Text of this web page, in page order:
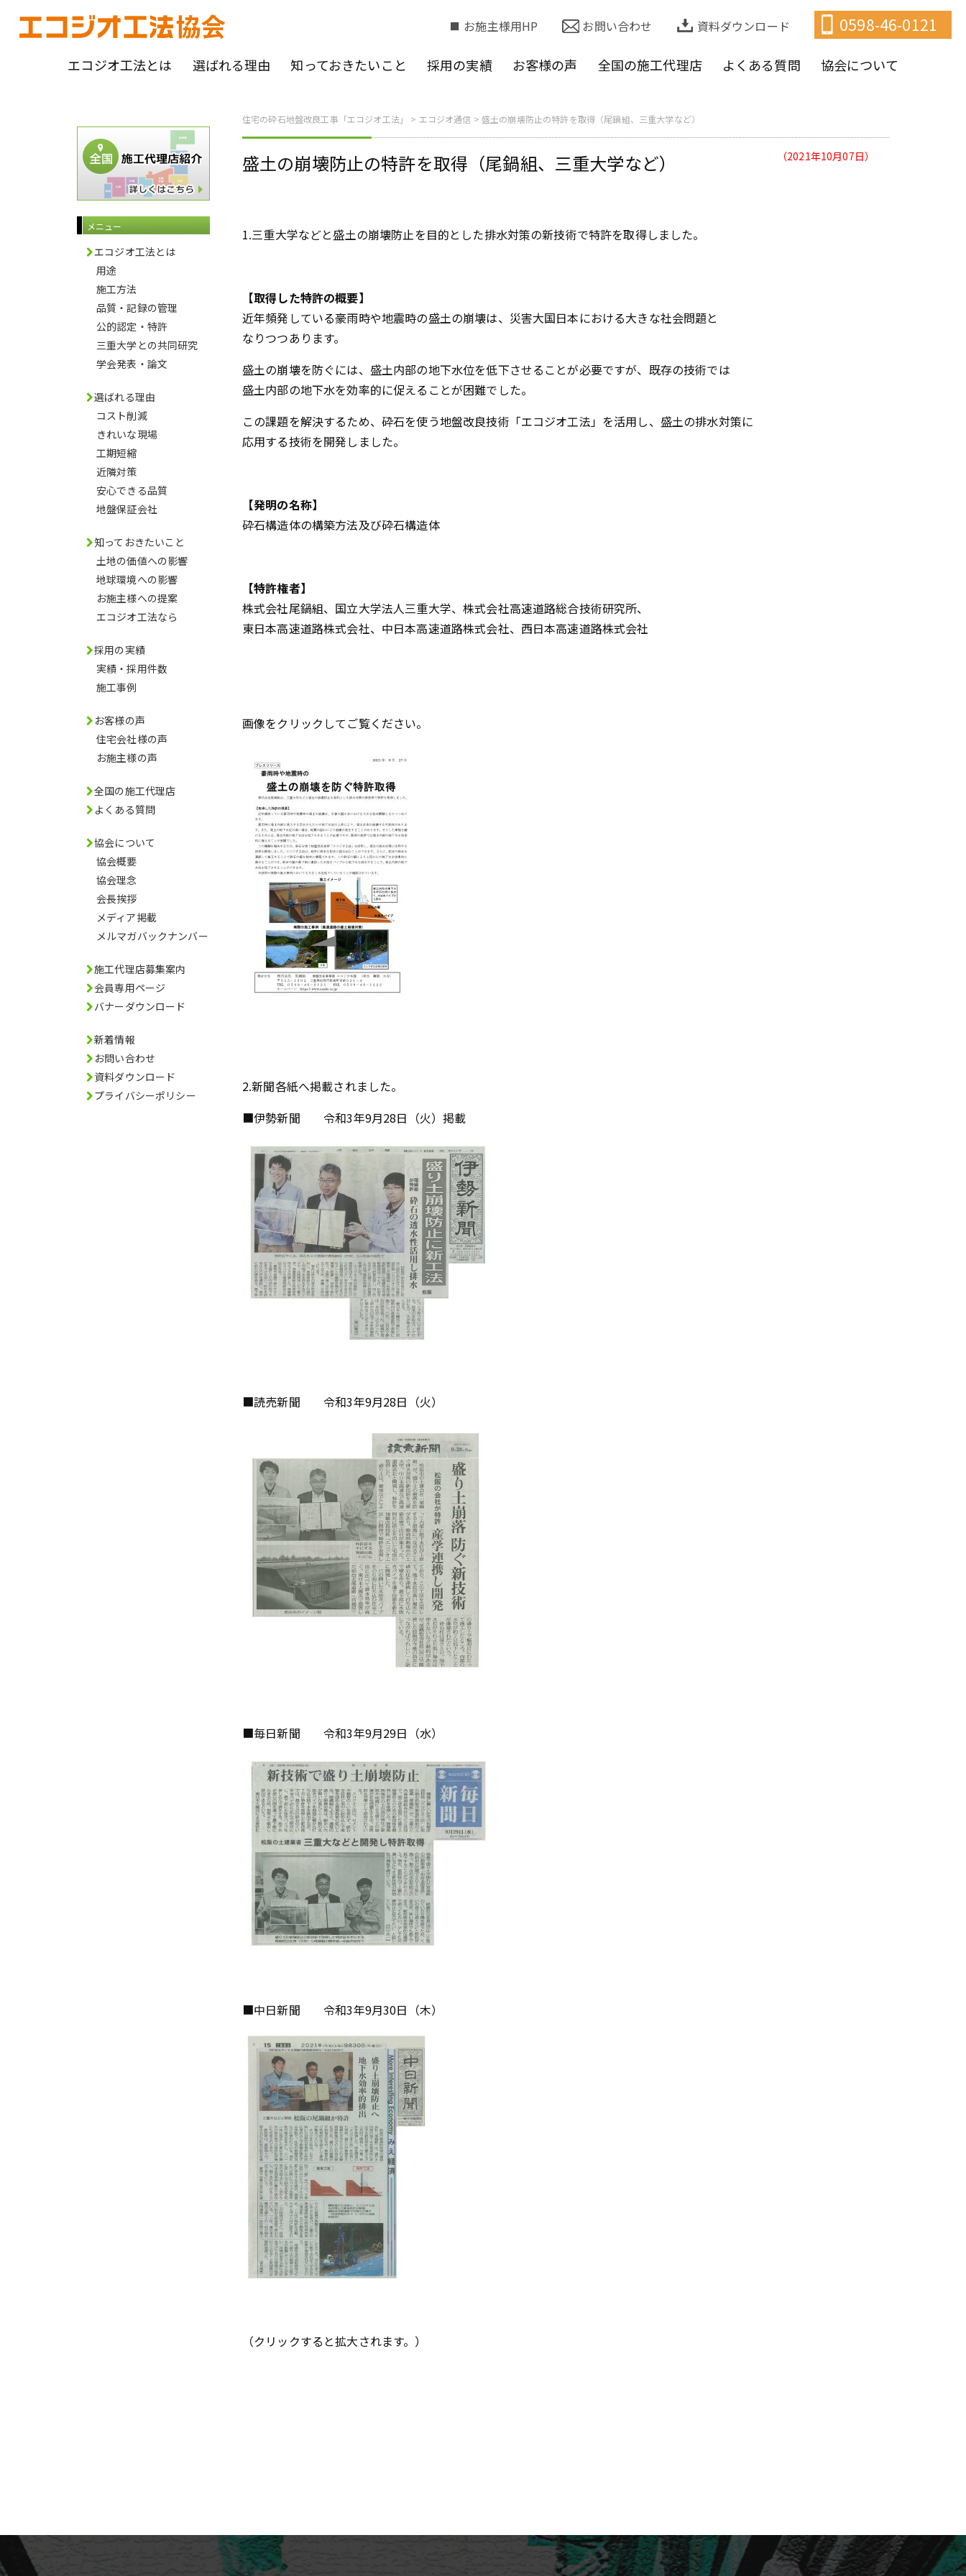
お施主様用HP お問い合わせ 資料ダウンロード 0598-46-0121
エコジオ工法とは 選ばれる理由 知っておきたいこと 採用の実績 お客様の声 全国の施工代理店 よくある質問 協会について
住宅の砕石地盤改良工事「エコジオ工法」 > エコジオ通信 > 盛土の崩壊防止の特許を取得（尾鍋組、三重大学など）
盛土の崩壊防止の特許を取得（尾鍋組、三重大学など） （2021年10月07日）
1.三重大学などと盛土の崩壊防止を目的とした排水対策の新技術で特許を取得しました。
【取得した特許の概要】
近年頻発している豪雨時や地震時の盛土の崩壊は、災害大国日本における大きな社会問題と
なりつつあります。
盛土の崩壊を防ぐには、盛土内部の地下水位を低下させることが必要ですが、既存の技術では
盛土内部の地下水を効率的に促えることが困難でした。
この課題を解決するため、砕石を使う地盤改良技術「エコジオ工法」を活用し、盛土の排水対策に
応用する技術を開発しました。
【発明の名称】
砕石構造体の構築方法及び砕石構造体
【特許権者】
株式会社尾鍋組、国立大学法人三重大学、株式会社高速道路総合技術研究所、
東日本高速道路株式会社、中日本高速道路株式会社、西日本高速道路株式会社
画像をクリックしてご覧ください。
2.新聞各紙へ掲載されました。
■伊勢新聞 令和3年9月28日（火）掲載
■読売新聞 令和3年9月28日（火）
■毎日新聞 令和3年9月29日（水）
■中日新聞 令和3年9月30日（木）
（クリックすると拡大されます。）
メニュー
エコジオ工法とは
用途
施工方法
品質・記録の管理
公的認定・特許
三重大学との共同研究
学会発表・論文
選ばれる理由
コスト削減
きれいな現場
工期短縮
近隣対策
安心できる品質
地盤保証会社
知っておきたいこと
土地の価値への影響
地球環境への影響
お施主様への提案
エコジオ工法なら
採用の実績
実績・採用件数
施工事例
お客様の声
住宅会社様の声
お施主様の声
全国の施工代理店
よくある質問
協会について
協会概要
協会理念
会長挨拶
メディア掲載
メルマガバックナンバー
施工代理店募集案内
会員専用ページ
バナーダウンロード
新着情報
お問い合わせ
資料ダウンロード
プライバシーポリシー